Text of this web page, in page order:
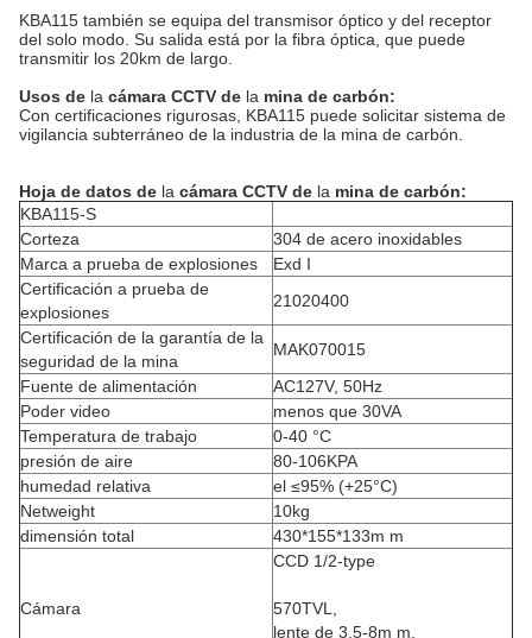
KBA115 también se equipa del transmisor óptico y del receptor
del solo modo. Su salida está por la fibra óptica, que puede
transmitir los 20km de largo.
Usos de la cámara CCTV de la mina de carbón:
Con certificaciones rigurosas, KBA115 puede solicitar sistema de
vigilancia subterráneo de la industria de la mina de carbón.
Hoja de datos de la cámara CCTV de la mina de carbón:
KBA115-S
Corteza
304 de acero inoxidables
Marca a prueba de explosiones
Exd I
Certificación a prueba de
explosiones
21020400
Certificación de la garantía de la
seguridad de la mina
MAK070015
Fuente de alimentación
AC127V, 50Hz
Poder video
menos que 30VA
Temperatura de trabajo
0-40 °C
presión de aire
80-106KPA
humedad relativa
el ≤95% (+25°C)
Netweight
10kg
dimensión total
430*155*133m m
Cámara
CCD 1/2-type
570TVL,
lente de 3.5-8m m,